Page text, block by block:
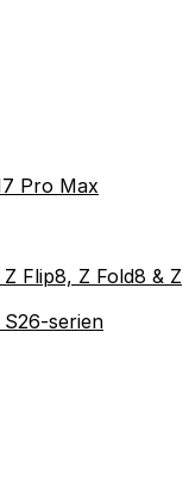
Pro Max
Flip8, Z Fold8 & Z
S26-serien